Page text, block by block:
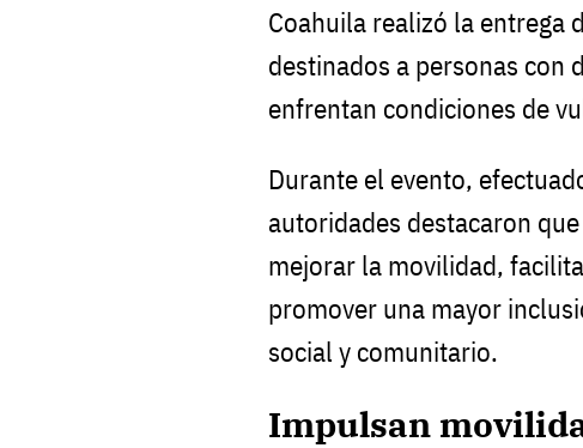
Coahuila realizó la entrega
destinados a personas con
enfrentan condiciones de
Durante el evento,
autoridades destacaron
mejorar la movilidad,
promover una mayor
social y comunitario.
Impulsan